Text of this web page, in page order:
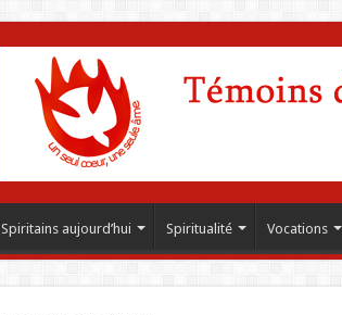
Spiritains aujourd’hui Spiritualité Vocations